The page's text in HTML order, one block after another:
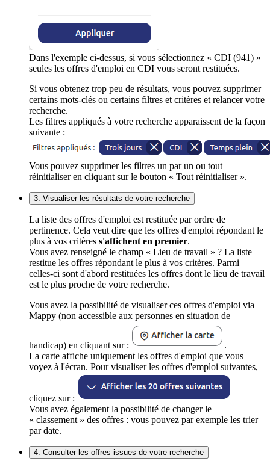
Dans l'exemple ci-dessus, si vous sélectionnez « CDI (941) »
seules les offres d'emploi en CDI vous seront restituées.
Si vous obtenez trop peu de résultats, vous pouvez supprimer
certains mots-clés ou certains filtres et critères et relancer votre
recherche.
Les filtres appliqués à votre recherche apparaissent de la façon
suivante :
Vous pouvez supprimer les filtres un par un ou tout
réinitialiser en cliquant sur le bouton « Tout réinitialiser ».
3. Visualiser les résultats de votre recherche
La liste des offres d'emploi est restituée par ordre de
pertinence. Cela veut dire que les offres d'emploi répondant le
plus à vos critères s'affichent en premier.
Vous avez renseigné le champ « Lieu de travail » ? La liste
restitue les offres répondant le plus à vos critères. Parmi
celles-ci sont d'abord restituées les offres dont le lieu de travail
est le plus proche de votre recherche.
Vous avez la possibilité de visualiser ces offres d'emploi via
Mappy (non accessible aux personnes en situation de
handicap) en cliquant sur :
.
La carte affiche uniquement les offres d'emploi que vous
voyez à l'écran. Pour visualiser les offres d'emploi suivantes,
cliquez sur :
Vous avez également la possibilité de changer le
« classement » des offres : vous pouvez par exemple les trier
par date.
4. Consulter les offres issues de votre recherche